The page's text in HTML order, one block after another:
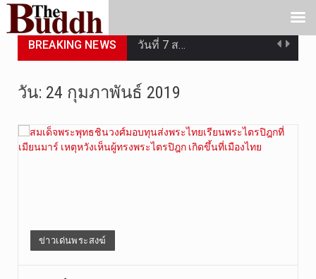
BREAKING NEWS วันที่ 7 ส…
“สมเด็จเกี…
วัน: 24 กุมภาพันธ์ 2019
ข่าวเด่นพระสงฆ์